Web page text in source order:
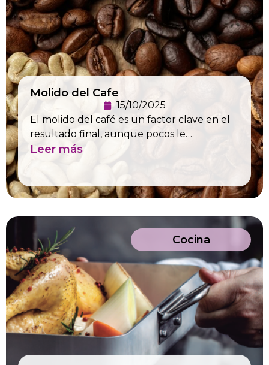
Molido del Cafe
15/10/2025
El molido del café es un factor clave en el
resultado final, aunque pocos le…
Leer más
Cocina